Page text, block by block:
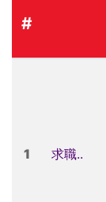
#
1 求職..